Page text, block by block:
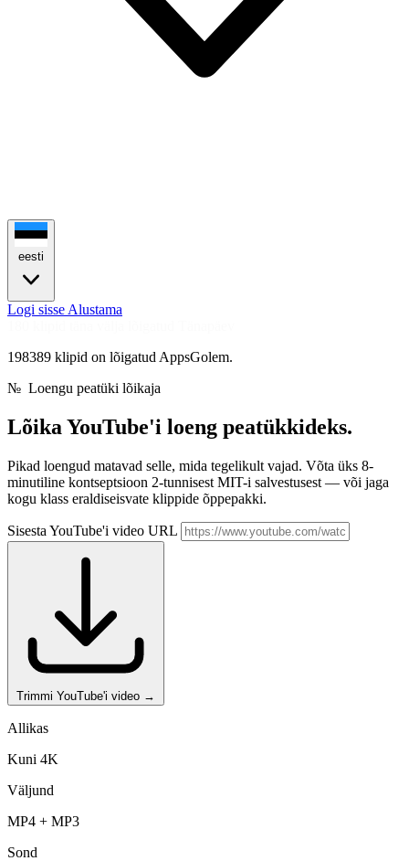
eesti
Logi sisse Alustama
198389 klipid on lõigatud AppsGolem.
№ Loengu peatüki lõikaja
Lõika YouTube'i loeng peatükkideks.
Pikad loengud matavad selle, mida tegelikult vajad. Võta üks 8-
minutiline kontseptsioon 2-tunnisest MIT-i salvestusest — või jaga
kogu klass eraldiseisvate klippide õppepakki.
Sisesta YouTube'i video URL
Trimmi YouTube'i video →
Allikas
Kuni 4K
Väljund
MP4 + MP3
Sond